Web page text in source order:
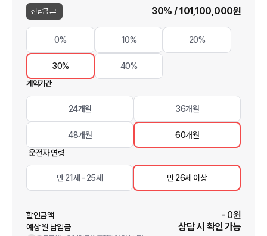
선납금 30% /101,100,000원
0% 10% 20%
30% 40%
계약기간
24개월 36개월
48개월
60개월
운전자 연령
만 21세 - 25세 만 26세 이상
할인금액 - 0원
예상 월 납입금 상담 시 확인 가능